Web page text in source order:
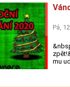
Pá,
mu